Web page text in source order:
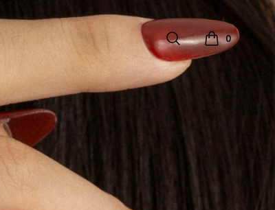
Search 0
Xem giỏ hàng